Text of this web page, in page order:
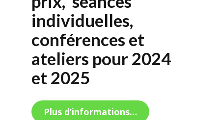
individuelles,
conférences et
ateliers pour 2024
et 2025
Plus d’informations…